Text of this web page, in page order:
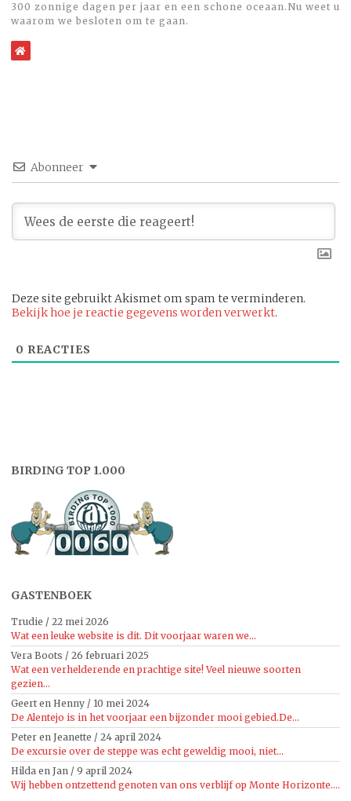
300 zonnige dagen per jaar en een schone oceaan.Nu weet u
waarom we besloten om te gaan.
Abonneer
Deze site gebruikt Akismet om spam te verminderen.
Bekijk hoe je reactie gegevens worden verwerkt.
0 REACTIES
BIRDING TOP 1.000
GASTENBOEK
Trudie / 22 mei 2026
Wat een leuke website is dit. Dit voorjaar waren we...
Vera Boots / 26 februari 2025
Wat een verhelderende en prachtige site! Veel nieuwe soorten
gezien...
Geert en Henny / 10 mei 2024
De Alentejo is in het voorjaar een bijzonder mooi gebied.De...
Peter en Jeanette / 24 april 2024
De excursie over de steppe was echt geweldig mooi, niet...
Hilda en Jan / 9 april 2024
Wij hebben ontzettend genoten van ons verblijf op Monte Horizonte....